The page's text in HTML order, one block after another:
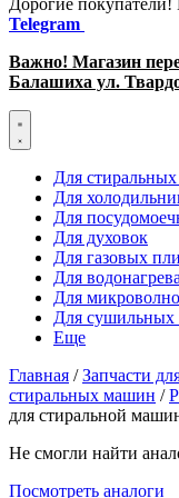
Дорогие покупатели!
Telegram
Важно! Магазин
Балашиха ул.
Для
Для
Для
Для духовок
Для газовых
Для
Для
Для
Еще
Главная /Запчасти
стиральных машин /
для стиральной
Не смогли найти
Посмотреть аналоги